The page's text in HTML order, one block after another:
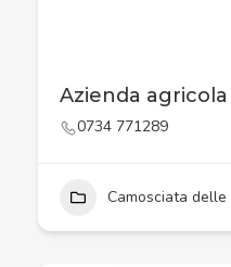
Azienda
0734 771289
Camosciata delle